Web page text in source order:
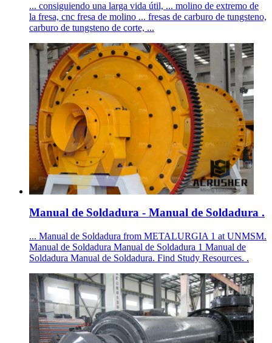
... consiguiendo una larga vida útil, ... molino de extremo de
la fresa, cnc fresa de molino ... fresas de carburo de tungsteno,
carburo de tungsteno de corte, ...
Manual de Soldadura - Manual de Soldadura .
... Manual de Soldadura from METALURGIA 1 at UNMSM.
Manual de Soldadura Manual de Soldadura 1 Manual de
Soldadura Manual de Soldadura. Find Study Resources. .